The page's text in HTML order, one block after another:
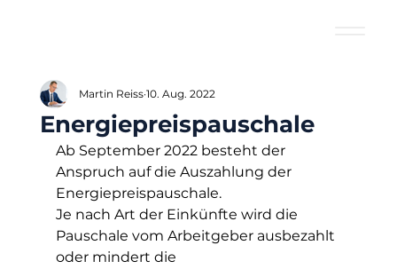
Energiepreispauschale
Martin Reiss 10. Aug. 2022
Ab September 2022 besteht der
Anspruch auf die Auszahlung der
Energiepreispauschale.
Je nach Art der Einkünfte wird die
Pauschale vom Arbeitgeber ausbezahlt
oder mindert die